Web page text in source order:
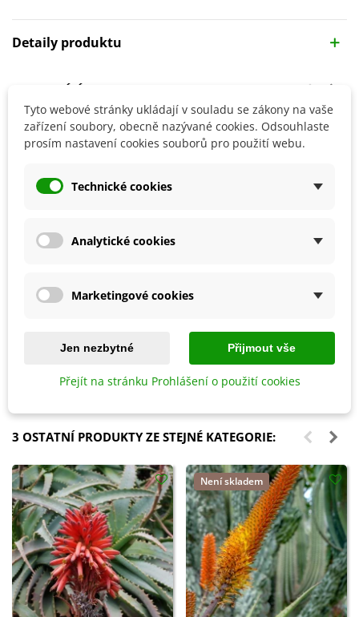
Detaily produktu
SOUVISEJÍCÍ PRODUKTY
Ptačí budka pro brhlíka Bajin -
dřevěná - 1 ks
587 Kč
Ectovit Bonsai - mykorhiza pro
bonsaje - Symbiom - 100 g
235 Kč
3 OSTATNÍ PRODUKTY ZE STEJNÉ KATEGORIE:
Není skladem
Tyto webové stránky ukládají v souladu se zákony na vaše
zařízení soubory, obecně nazývané cookies. Odsouhlaste
prosím nastavení cookies souborů pro použití webu.
Technické cookies
Analytické cookies
Marketingové cookies
Jen nezbytné Přijmout vše
Přejít na stránku Prohlášení o použití cookies